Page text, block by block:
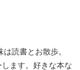
読書とお散歩。
ます。好きな本な